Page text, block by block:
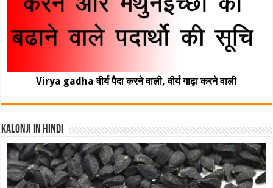
Virya gadha वीर्य पैदा करने वाली, वीर्य गाढ़ा करने वाली
Kalonji In Hindi